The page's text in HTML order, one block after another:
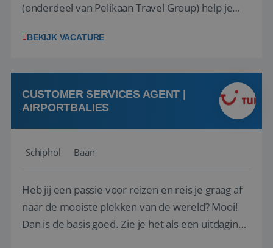
(onderdeel van Pelikaan Travel Group) help je
vinden. Samen maken we van elke reis een
hebt in de reisbranche of j...
BEKIJK VACATURE
CUSTOMER SERVICES AGENT |
AIRPORTBALIES
Schiphol Baan
Heb jij een passie voor reizen en reis je graag af
naar de mooiste plekken van de wereld? Mooi!
Dan is de basis goed. Zie je het als een uitdaging